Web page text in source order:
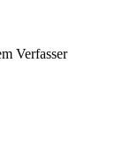
Verfasser